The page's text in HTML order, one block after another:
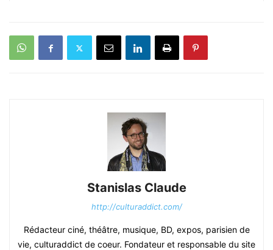
Stanislas Claude
http://culturaddict.com/
Rédacteur ciné, théâtre, musique, BD, expos, parisien de
vie, culturaddict de coeur. Fondateur et responsable du site